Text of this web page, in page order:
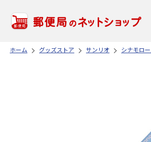
ホーム グッズストア サンリオ シナモロ